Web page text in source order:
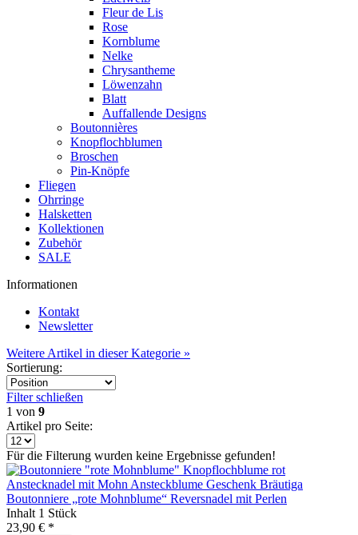
Fleur de Lis
Rose
Kornblume
Nelke
Chrysantheme
Löwenzahn
Blatt
Auffallende Designs
Boutonnières
Knopflochblumen
Broschen
Pin-Knöpfe
Fliegen
Ohrringe
Halsketten
Kollektionen
Zubehör
SALE
Informationen
Kontakt
Newsletter
Weitere Artikel in dieser Kategorie »
Sortierung:
Filter schließen
1 von 9
Artikel pro Seite:
Für die Filterung wurden keine Ergebnisse gefunden!
Boutonniere „rote Mohnblume“ Reversnadel mit Perlen
Inhalt 1 Stück
23,90 € *